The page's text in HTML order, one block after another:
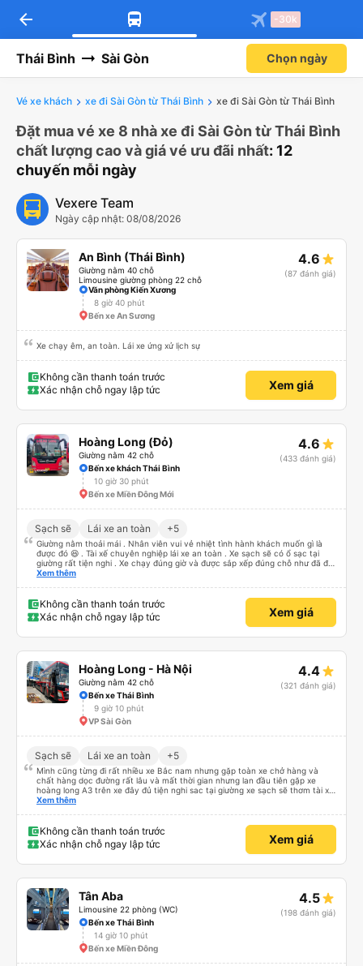
arrow_back -30k
Thái Bình Sài Gòn Chọn ngày
Vé xe khách xe đi Sài Gòn từ Thái Bình xe đi Sài Gòn từ Thái Bình
Đặt mua vé xe 8 nhà xe đi Sài Gòn từ Thái Bình
chất lượng cao và giá vé ưu đãi nhất: 12
chuyến mỗi ngày
Vexere Team
Ngày cập nhật: 08/08/2026
An Bình (Thái Bình)
Giường nằm 40 chỗ
Limousine giường phòng 22 chỗ
4.6
(87 đánh giá)
Văn phòng Kiến Xương
8 giờ 40 phút
Bến xe An Sương
Xe chạy êm, an toàn. Lái xe ứng xử lịch sự
Không cần thanh toán trước
Xác nhận chỗ ngay lập tức
Xem giá
Hoàng Long (Đỏ)
Giường nằm 42 chỗ
4.6
(433 đánh giá)
Bến xe khách Thái Bình
10 giờ 30 phút
Bến xe Miền Đông Mới
Sạch sẽ Lái xe an toàn +5
Giường nằm thoải mái . Nhân viên vui vẻ nhiệt tình hành khách muốn gì là
được đó 😆 . Tài xế chuyên nghiệp lái xe an toàn . Xe sạch sẽ có ổ sạc tại
giường rất tiện nghi . Xe chạy đúng giờ và được sắp xếp đúng chỗ như đã đặt
. Điểm 10 cho hoàng long đỏ 👍
Xem thêm
Không cần thanh toán trước
Xác nhận chỗ ngay lập tức
Xem giá
Hoàng Long - Hà Nội
Giường nằm 42 chỗ
4.4
(321 đánh giá)
Bến xe Thái Bình
9 giờ 10 phút
VP Sài Gòn
Sạch sẽ Lái xe an toàn +5
Mình cũng từng đi rất nhiều xe Bắc nam nhưng gặp toàn xe chở hàng và
chất hàng dọc đường rất lâu và mất thời gian nhưng lan đầu tiên gặp xe
hoàng long A3 trên xe đây đủ tiện nghi sac tại giường xe sạch sẽ thơm tài xế
lo xe thoải mái vui tính sẽ con ung hô nhe
Xem thêm
Không cần thanh toán trước
Xác nhận chỗ ngay lập tức
Xem giá
Tân Aba
Limousine 22 phòng (WC)
4.5
(198 đánh giá)
Bến xe Thái Bình
14 giờ 10 phút
Bến xe Miền Đông